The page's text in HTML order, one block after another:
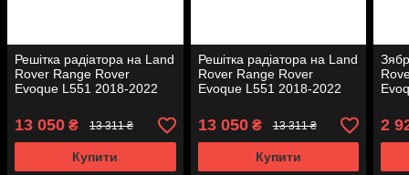
Решітка радіатора на Land
Rover Range Rover
Evoque L551 2018-2022
13 050 ₴ 13 311 ₴
Купити
Решітка радіатора на Land
Rover Range Rover
Evoque L551 2018-2022
13 050₴ 13 311 ₴
Купити
2